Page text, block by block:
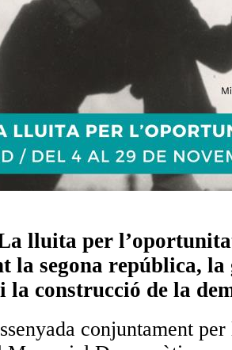
lluita per
la segona república,
la construcció de la
conjuntament